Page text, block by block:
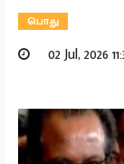
பொது
02 Jul, 2026